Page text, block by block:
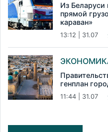
Из Беларуси
прямой
караван»
13:12 | 31.07
генплан
11:44 | 31.07